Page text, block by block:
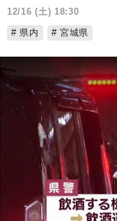
12/16 (土) 18:30
県内
宮城県